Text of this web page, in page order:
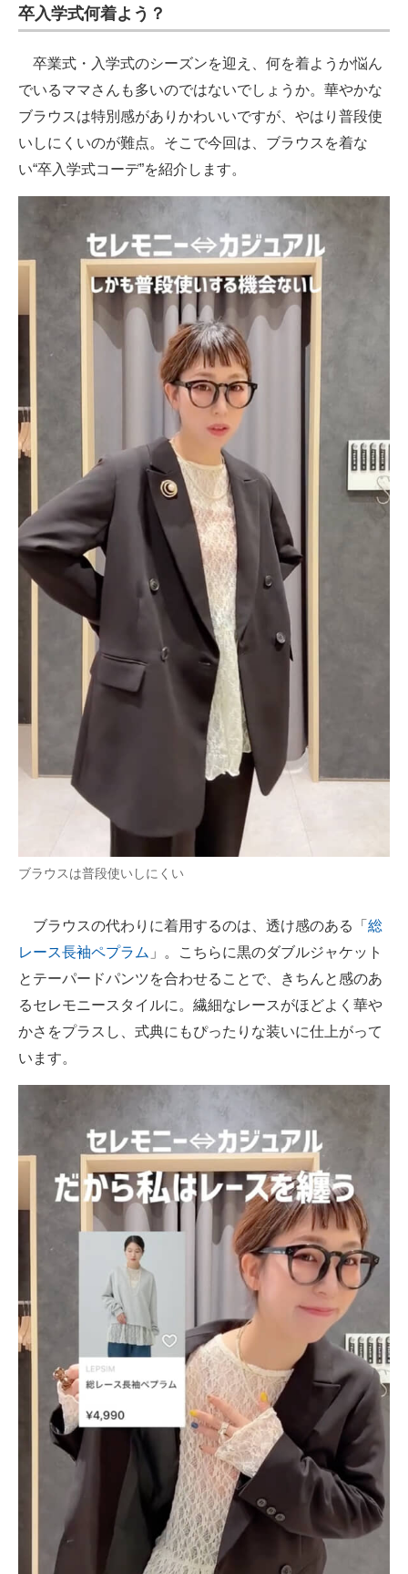
卒入学式何着よう？
卒業式・入学式のシーズンを迎え、何を着ようか悩ん
でいるママさんも多いのではないでしょうか。華やかな
ブラウスは特別感がありかわいいですが、やはり普段使
いしにくいのが難点。そこで今回は、ブラウスを着な
い“卒入学式コーデ”を紹介します。
ブラウスは普段使いしにくい
ブラウスの代わりに着用するのは、透け感のある「 総
レース長袖ペプラム 」。こちらに黒のダブルジャケット
とテーパードパンツを合わせることで、きちんと感のあ
るセレモニースタイルに。繊細なレースがほどよく華や
かさをプラスし、式典にもぴったりな装いに仕上がって
います。